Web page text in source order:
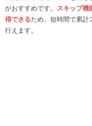
がおすすめです。 スキップ機
得できるため、短時間で累計
行えます。